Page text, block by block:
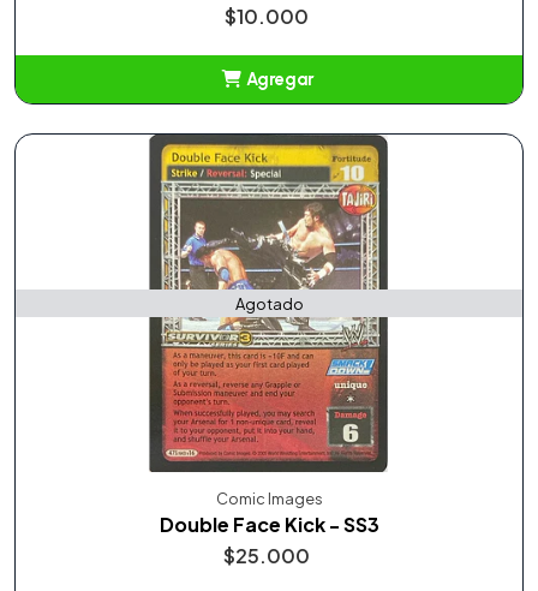
$10.000
Agregar
Agotado
Comic Images
Double Face Kick - SS3
$25.000